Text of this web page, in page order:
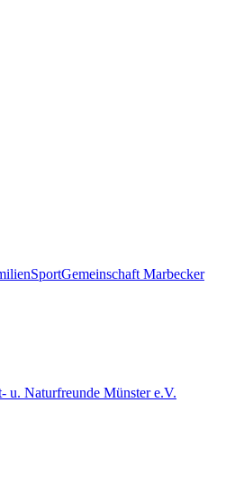
Marbecker
u. Naturfreunde Münster e.V.